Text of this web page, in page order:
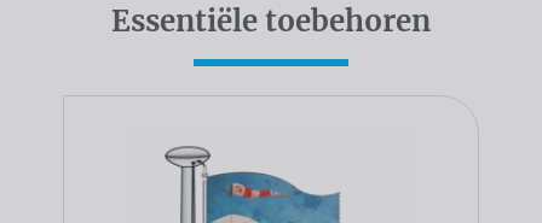
Essentiële toebehoren